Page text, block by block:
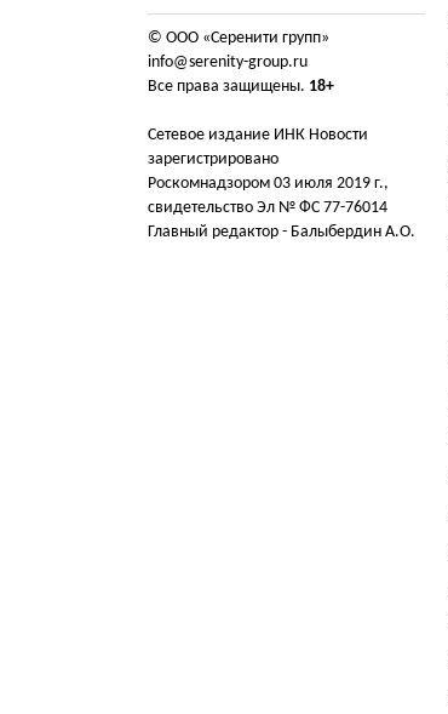
© ООО «Серенити групп»
info@serenity-group.ru
Все права защищены. 18+
Сетевое издание ИНК Новости
зарегистрировано
Роскомнадзором 03 июля 2019 г.,
свидетельство Эл № ФС 77-76014
Главный редактор - Балыбердин А.О.